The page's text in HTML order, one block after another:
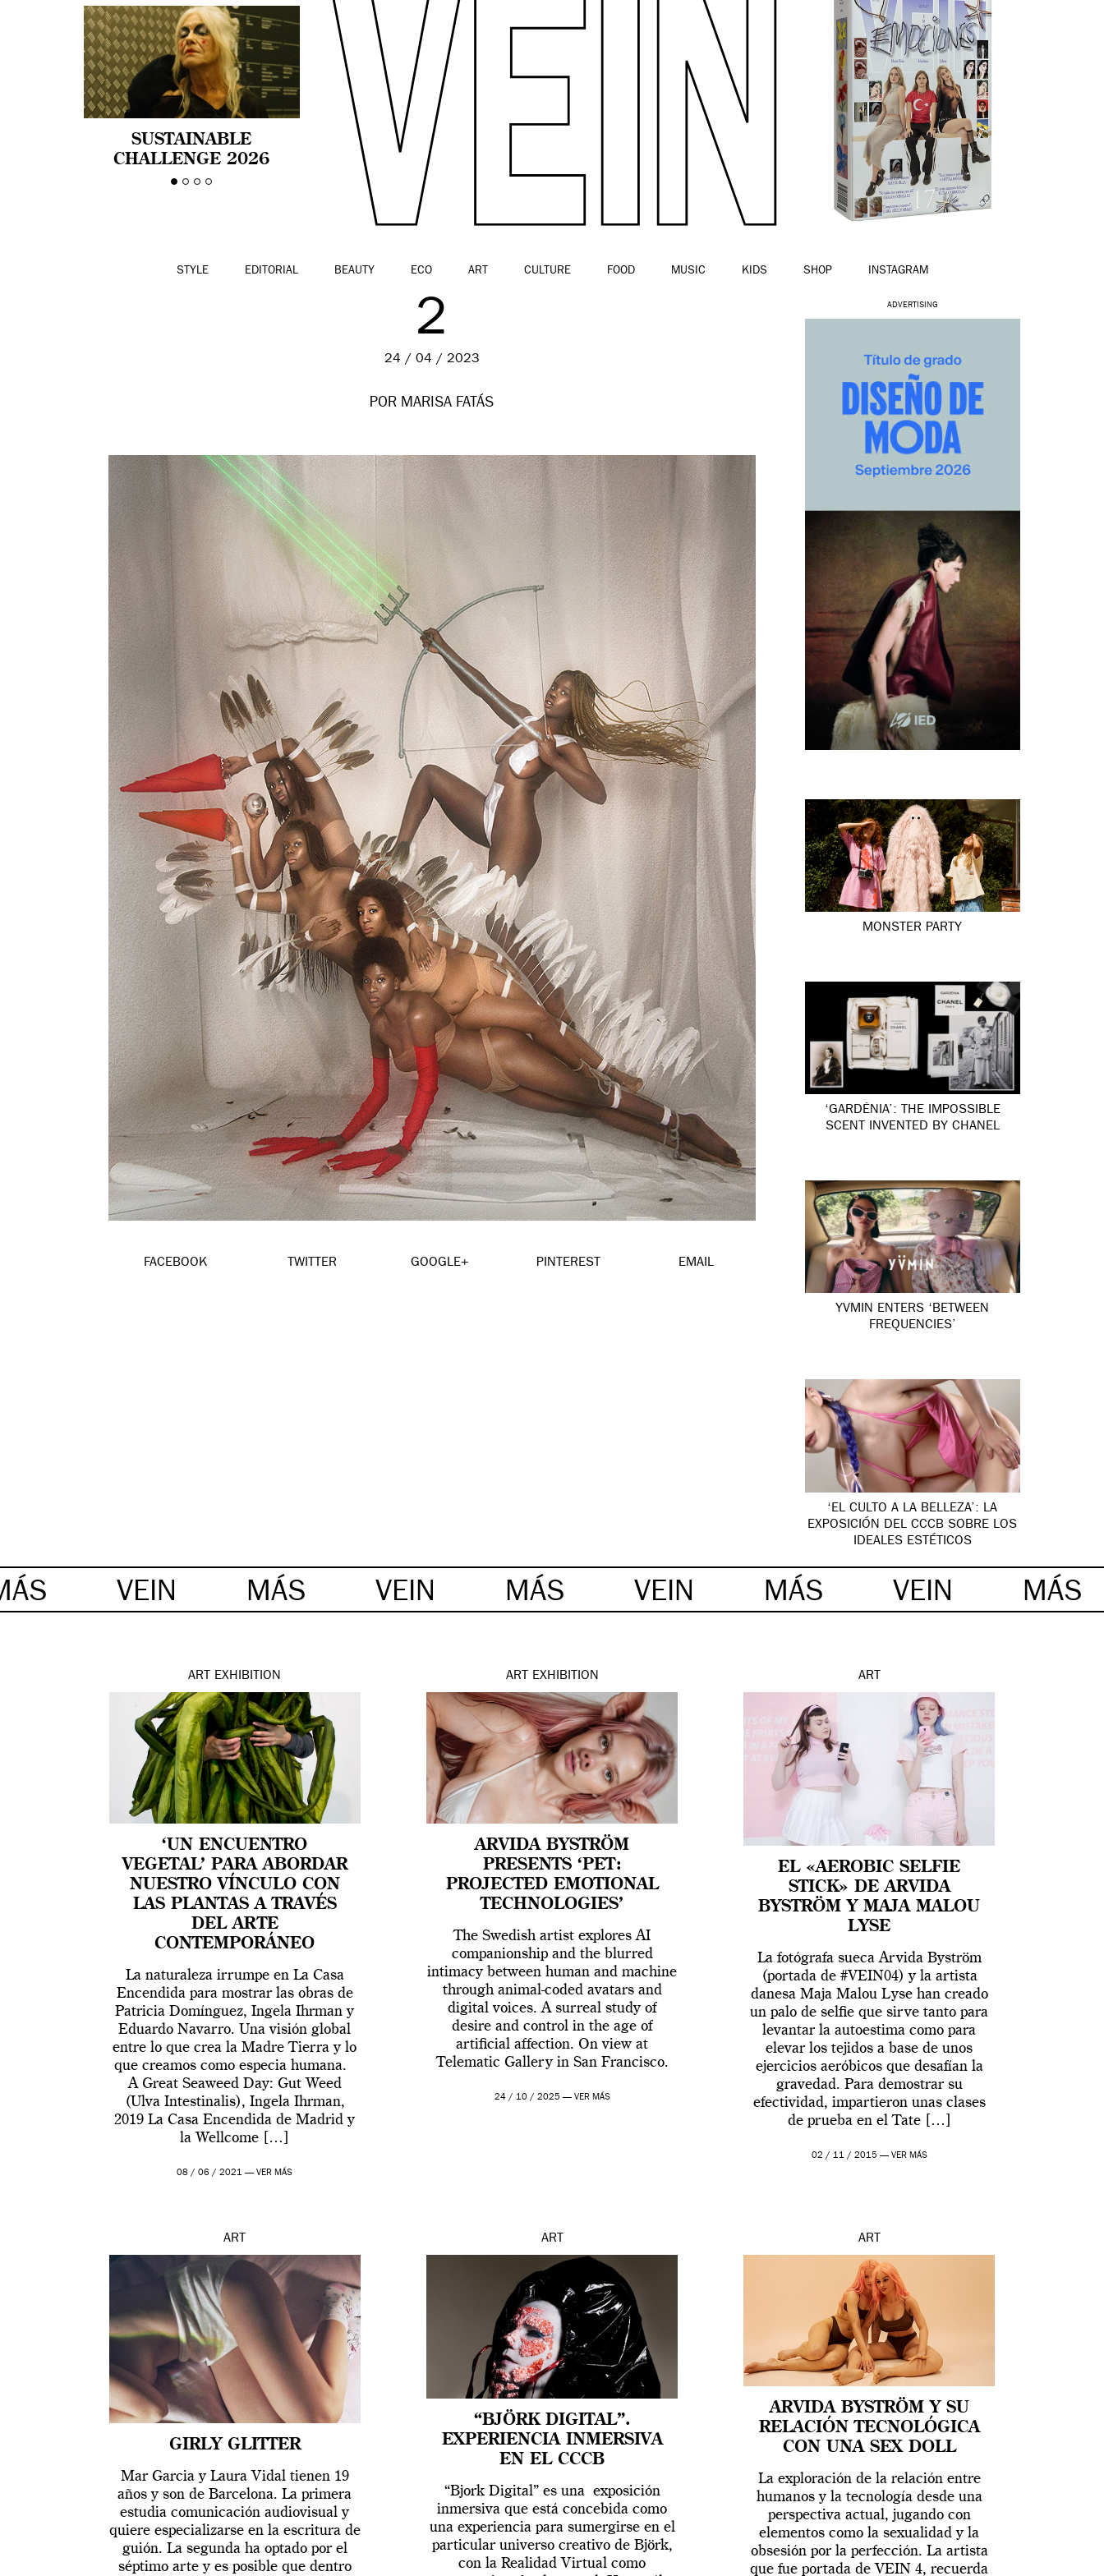
SUSTAINABLE
CHALLENGE 2026
CELEBRA LA
STYLE EDITORIAL BEAUTY ECO ART CULTURE FOOD MUSIC KIDS SHOP INSTAGRAM
2
24 / 04 / 2023
POR MARISA FATÁS
FACEBOOK TWITTER GOOGLE+ PINTEREST EMAIL
ADVERTISING
MONSTER PARTY
‘GARDÉNIA’: THE IMPOSSIBLE
SCENT INVENTED BY CHANEL
YVMIN ENTERS ‘BETWEEN
FREQUENCIES’
‘EL CULTO A LA BELLEZA’: LA
EXPOSICIÓN DEL CCCB SOBRE LOS
IDEALES ESTÉTICOS
VEIN MÁS VEIN MÁS VEIN MÁS VEIN MÁS
ART EXHIBITION
‘UN ENCUENTRO
VEGETAL’ PARA ABORDAR
NUESTRO VÍNCULO CON
LAS PLANTAS A TRAVÉS
DEL ARTE
CONTEMPORÁNEO
La naturaleza irrumpe en La Casa
Encendida para mostrar las obras de
Patricia Domínguez, Ingela Ihrman y
Eduardo Navarro. Una visión global
entre lo que crea la Madre Tierra y lo
que creamos como especia humana.
A Great Seaweed Day: Gut Weed
(Ulva Intestinalis), Ingela Ihrman,
2019 La Casa Encendida de Madrid y
la Wellcome […]
08 / 06 / 2021 —VER MÁS
ART EXHIBITION
ARVIDA BYSTRÖM
PRESENTS ‘PET:
PROJECTED EMOTIONAL
TECHNOLOGIES’
The Swedish artist explores AI
companionship and the blurred
intimacy between human and machine
through animal-coded avatars and
digital voices. A surreal study of
desire and control in the age of
artificial affection. On view at
Telematic Gallery in San Francisco.
24 / 10 / 2025 — VER MÁS
ART
EL «AEROBIC SELFIE
STICK» DE ARVIDA
BYSTRÖM Y MAJA MALOU
LYSE
La fotógrafa sueca Arvida Byström
(portada de #VEIN04) y la artista
danesa Maja Malou Lyse han creado
un palo de selfie que sirve tanto para
levantar la autoestima como para
elevar los tejidos a base de unos
ejercicios aeróbicos que desafían la
gravedad. Para demostrar su
efectividad, impartieron unas clases
de prueba en el Tate […]
02 / 11 / 2015 — VER MÁS
ART
GIRLY GLITTER
Mar Garcia y Laura Vidal tienen 19
años y son de Barcelona. La primera
estudia comunicación audiovisual y
quiere especializarse en la escritura de
guión. La segunda ha optado por el
séptimo arte y es posible que dentro
ART
“BJÖRK DIGITAL”.
EXPERIENCIA INMERSIVA
EN EL CCCB
“Bjork Digital” es una exposición
inmersiva que está concebida como
una experiencia para sumergirse en el
particular universo creativo de Björk,
con la Realidad Virtual como
ART
ARVIDA BYSTRÖM Y SU
RELACIÓN TECNOLÓGICA
CON UNA SEX DOLL
La exploración de la relación entre
humanos y la tecnología desde una
perspectiva actual, jugando con
elementos como la sexualidad y la
obsesión por la perfección. La artista
que fue portada de VEIN 4, recuerda